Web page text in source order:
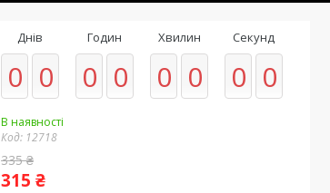
Днів
0 0
Годин
0 0
Хвилин
0 0
Секунд
0 0
В наявності
Код: 12718
335 ₴
315 ₴